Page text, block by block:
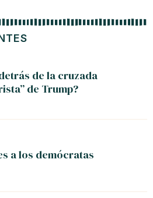
de la cruzada
de Trump?
a los demócratas